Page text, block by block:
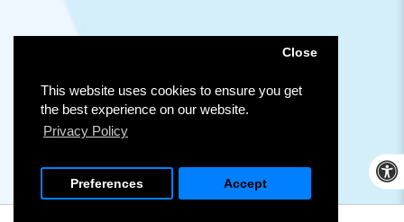
This website uses cookies to ensure you get
the best experience on our website.
Privacy Policy
Close
Preferences Accept
© COPYRIGHT 2025 LILI DROGERIE